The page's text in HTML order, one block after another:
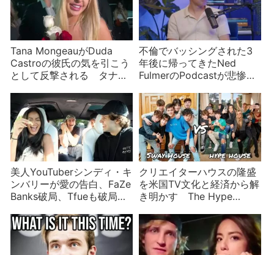
Tana MongeauがDuda
Castroの彼氏の気を引こう
として反撃される タナは
不倫でバッシングされた3
年後に帰ってきたNed
FulmerのPodcastが悲惨と
美人YouTuberシンディ・キ
ンバリーが愛の告白、FaZe
Banks破局、Tfueも破局、
YouTuberニュース
クリエイターハウスの隆盛
を米国TV文化と経済から解
き明かす The Hype
Alpha House、……